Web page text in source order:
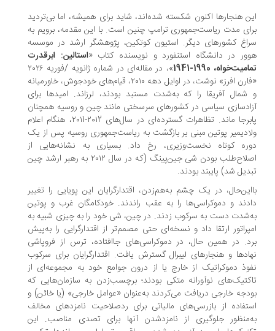
این هنجارها اکنون شکسته شده‌اند، شاید برای همیشه، اما بی‌تردید
برای مدت ریاست‌جمهوری ترامپ چنین است. با این مقدمه، برویم به
سراغ کشورهای دیگر. استیون کوتکین، پژوهشگر ارشد در موسسه
هوور در دانشگاه استنفورد و نویسنده کتاب «استالین: ابرقدرت
تمامیت‌خواه، 1990-1941
»، در مقاله‌ای در شماره ژانویه /فوریه ۲۰۲۶
«فارن افرز» نوشت، در اوایل دهه ۲۰۱۰، قیام‌های خودجوش، خاورمیانه
و شمال آفریقا را که به‌شدت مستبد بودند، لرزاند. امیدها برای
آزادسازی سیاسی در کشورهای سرسختی مانند چین و روسیه همچنان
پابرجا ماند. تظاهرات گسترده‌ای در سال‌های ۲۰۱2-۲۰۱1، هنگام اعلام
ولادیمیر پوتین مبنی بر بازگشت به ریاست‌جمهوری روسیه پس از یک
دوره کوتاه نخست‌وزیری، رخ داد. بسیاری به نشانه‌هایی از
اصلاح‌طلب بودن شی جین‌پینگ (که در سال ۲۰۱۲ به رهبر ارشد چین
تبدیل شد) پایبند بودند.
بااین‌حال، در یک چشم به‌هم‌زدن، اقتدارگرایان این پویایی را تغییر
دادند و دموکراسی‌ها را به عقب راندند. خودکامگان غرب و پوتین
به‌شدت دست به سرکوب زدند. در چین، شی خود را به چیزی شبیه به
امپراتور ارتقا داد و نسخه‌ای حتی مصمم‌تر از اقتدارگرایی را به‌پیش
برد. در همین حال، در دموکراسی‌های جاافتاده، ترس از فروپاشی
نهادها و هنجارهای لیبرال گسترش یافت. اقتدارگرایان برای سرکوب
نفوذ دموکراتیک از خارج یا از درون جوامع خود به مجموعه‌ای از
تاکتیک‌های نوآورانه متکی بودند؛ برچسب‌زدن به سازمان‌هایی که
بودجه خارجی دریافت می‌کردند به‌عنوان «عوامل خارجی» (یا خائن) و
استفاده از بازرسی‌های مالیاتی برای ردصلاحیت نامزدهای مخالف
به‌منظور جلوگیری از نامزدشدن آنها برای تصدی مناصب. این